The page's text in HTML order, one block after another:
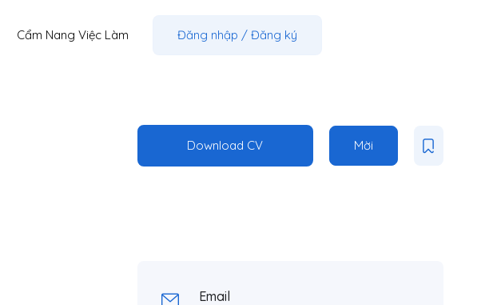
Cẩm Nang Việc Làm Đăng nhập / Đăng ký
Download CV Mời
Email